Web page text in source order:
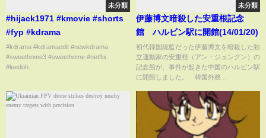
未分類
#hijack1971 #kmovie #shorts
#fyp #kdrama
#kdrama #kdramaedit #newkdrama
#sweethome3 #sweethome #netflix
#leedoh...
未分類
伊藤博文暗殺した安重根記念
館 ハルビン駅に開館(14/01/20)
初代韓国統監だった伊藤博文を暗殺した独
立運動家の安重根（アン・ジュングン）の
記念館が、事件が起きた中国のハルビン駅
に開館しました。 韓国外務...